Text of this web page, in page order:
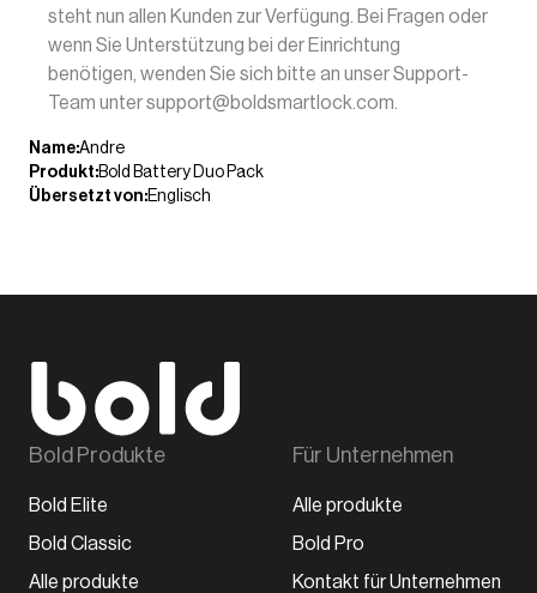
steht nun allen Kunden zur Verfügung. Bei Fragen oder
wenn Sie Unterstützung bei der Einrichtung
benötigen, wenden Sie sich bitte an unser Support-
Team unter support@boldsmartlock.com.
Name:Andre
Produkt:Bold Battery Duo Pack
Übersetzt von:Englisch
Bold Produkte
Bold Elite
Bold Classic
Alle produkte
Für Unternehmen
Alle produkte
Bold Pro
Kontakt für Unternehmen